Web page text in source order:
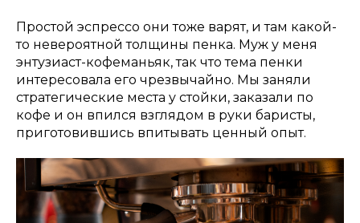
Простой эспрессо они тоже варят, и там какой-
то невероятной толщины пенка. Муж у меня
энтузиаст-кофеманьяк, так что тема пенки
интересовала его чрезвычайно. Мы заняли
стратегические места у стойки, заказали по
кофе и он впился взглядом в руки баристы,
приготовившись впитывать ценный опыт.